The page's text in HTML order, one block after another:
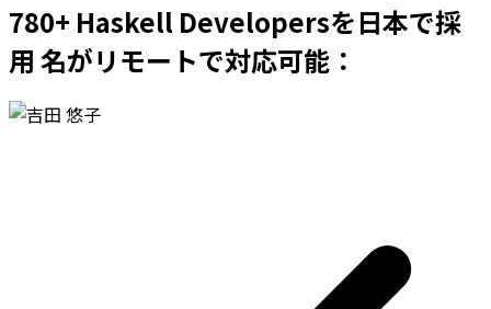
780+ Haskell Developersを日本で採
用 名がリモートで対応可能：